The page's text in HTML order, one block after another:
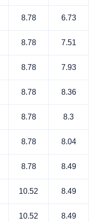
8.78 6.73
8.78 7.51
8.78 7.93
8.78 8.36
8.78 8.3
8.78 8.04
8.78 8.49
10.52 8.49
10.52 8.49